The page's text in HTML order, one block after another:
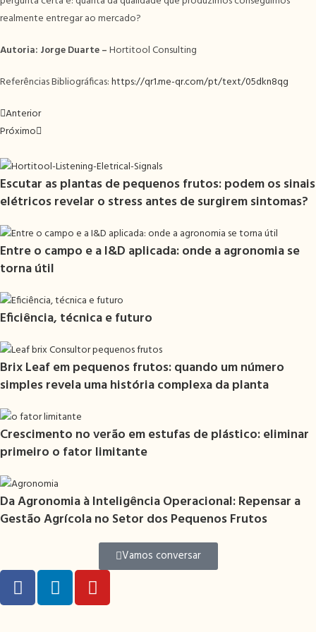
realmente entregar ao mercado?
Autoria: Jorge Duarte –Hortitool Consulting
Referências Bibliográficas:https://qr1.me-qr.com/pt/text/05dkn8qg
Anterior
Próximo
Escutar as plantas de pequenos frutos: podem os sinais
elétricos revelar o stress antes de surgirem sintomas?
Entre o campo e a I&D aplicada: onde a agronomia se
torna útil
Eficiência, técnica e futuro
Brix Leaf em pequenos frutos: quando um número
simples revela uma história complexa da planta
Crescimento no verão em estufas de plástico: eliminar
primeiro o fator limitante
Da Agronomia à Inteligência Operacional: Repensar a
Gestão Agrícola no Setor dos Pequenos Frutos
Vamos conversar